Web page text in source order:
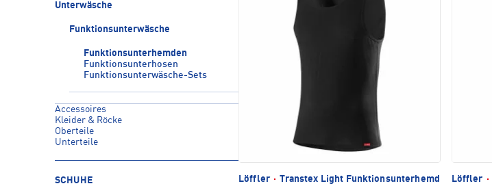
Unterwäsche
Funktionsunterwäsche
Funktionsunterhemden
Funktionsunterhosen
Funktionsunterwäsche-Sets
Accessoires
Kleider & Röcke
Oberteile
Unterteile
SCHUHE Löffler · Transtex Light Funktionsunterhemd
Löffler ·